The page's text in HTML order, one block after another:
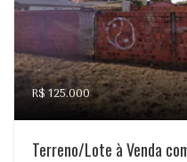
R$ 125.000
Terreno/Lote à Venda